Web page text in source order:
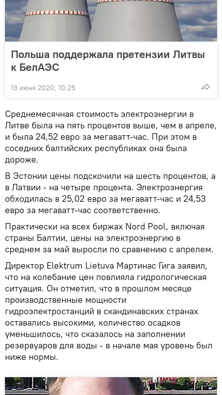
Польша поддержала претензии Литвы
к БелАЭС
13 июня 2020, 10:25
Среднемесячная стоимость электроэнергии в
Литве была на пять процентов выше, чем в апреле,
и была 24,52 евро за мегаватт-час. При этом в
соседних балтийских республиках она была
дороже.
В Эстонии цены подскочили на шесть процентов, а
в Латвии - на четыре процента. Электроэнергия
обходилась в 25,02 евро за мегаватт-час и 24,53
евро за мегаватт-час соответственно.
Практически на всех биржах Nord Pool, включая
страны Балтии, цены на электроэнергию в
среднем за май выросли по сравнению с апрелем.
Директор Elektrum Lietuva Мартинас Гига заявил,
что на колебание цен повлияла гидрологическая
ситуация. Он отметил, что в прошлом месяце
производственные мощности
гидроэлектростанций в скандинавских странах
оставались высокими, количество осадков
уменьшилось, что сказалось на заполнении
резервуаров для воды - в начале мая уровень был
ниже нормы.